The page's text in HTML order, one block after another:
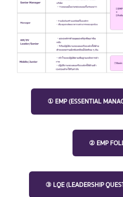
① EMP (ESSENTIAL
② EMP
③ LQE (LEADERSHIP